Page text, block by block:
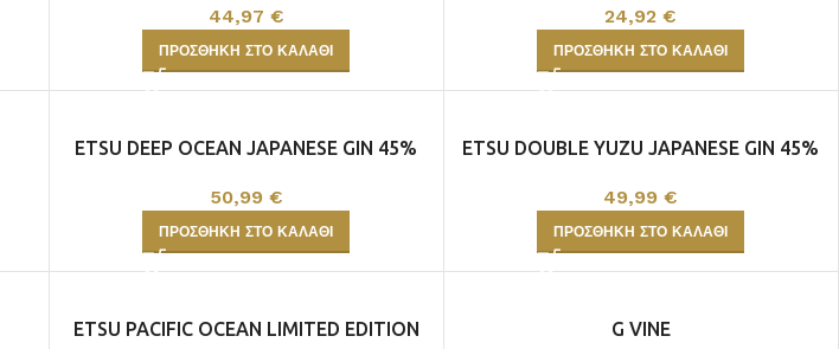
44,97 €
ΠΡΟΣΘΉΚΗ ΣΤΟ ΚΑΛΆΘΙ
24,92€
ΠΡΟΣΘΉΚΗ ΣΤΟ ΚΑΛΆΘΙ
ETSU DEEP OCEAN JAPANESE GIN 45%
50,99 €
ΠΡΟΣΘΉΚΗ ΣΤΟ ΚΑΛΆΘΙ
ETSU DOUBLE YUZU JAPANESE GIN 45%
49,99€
ΠΡΟΣΘΉΚΗ ΣΤΟ ΚΑΛΆΘΙ
ETSU PACIFIC OCEAN LIMITED EDITION G VINE